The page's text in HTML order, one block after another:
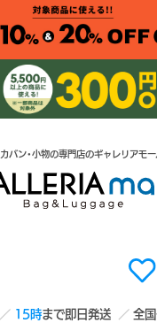
15時まで即日発送 全
カバン・小物の専門店のギャレリアモ